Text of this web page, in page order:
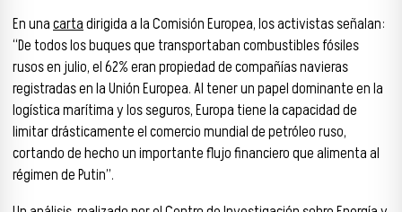
En unacartadirigida a la Comisión Europea, los activistas señalan:
“De todos los buques que transportaban combustibles fósiles
rusos en julio, el 62% eran propiedad de compañías navieras
registradas en la Unión Europea. Al tener un papel dominante en la
logística marítima y los seguros, Europa tiene la capacidad de
limitar drásticamente el comercio mundial de petróleo ruso,
cortando de hecho un importante flujo financiero que alimenta al
régimen de Putin”.